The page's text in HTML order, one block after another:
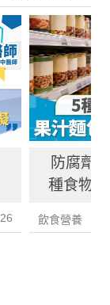
防腐劑
種食物
飲食營養